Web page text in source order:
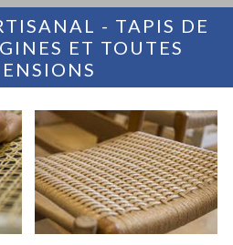
- TAPIS DE
ET TOUTES